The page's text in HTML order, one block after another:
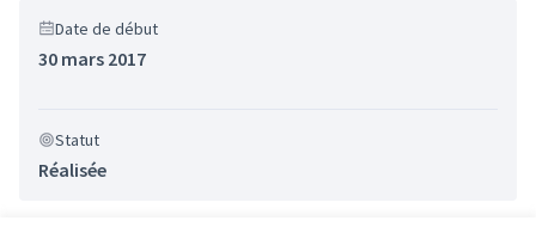
Date de début
30 mars 2017
Statut
Réalisée